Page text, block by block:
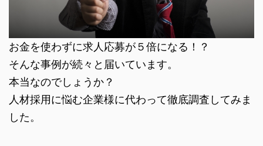
お金を使わずに求人応募が５倍になる！？
そんな事例が続々と届いています。
本当なのでしょうか？
人材採用に悩む企業様に代わって徹底調査してみま
した。